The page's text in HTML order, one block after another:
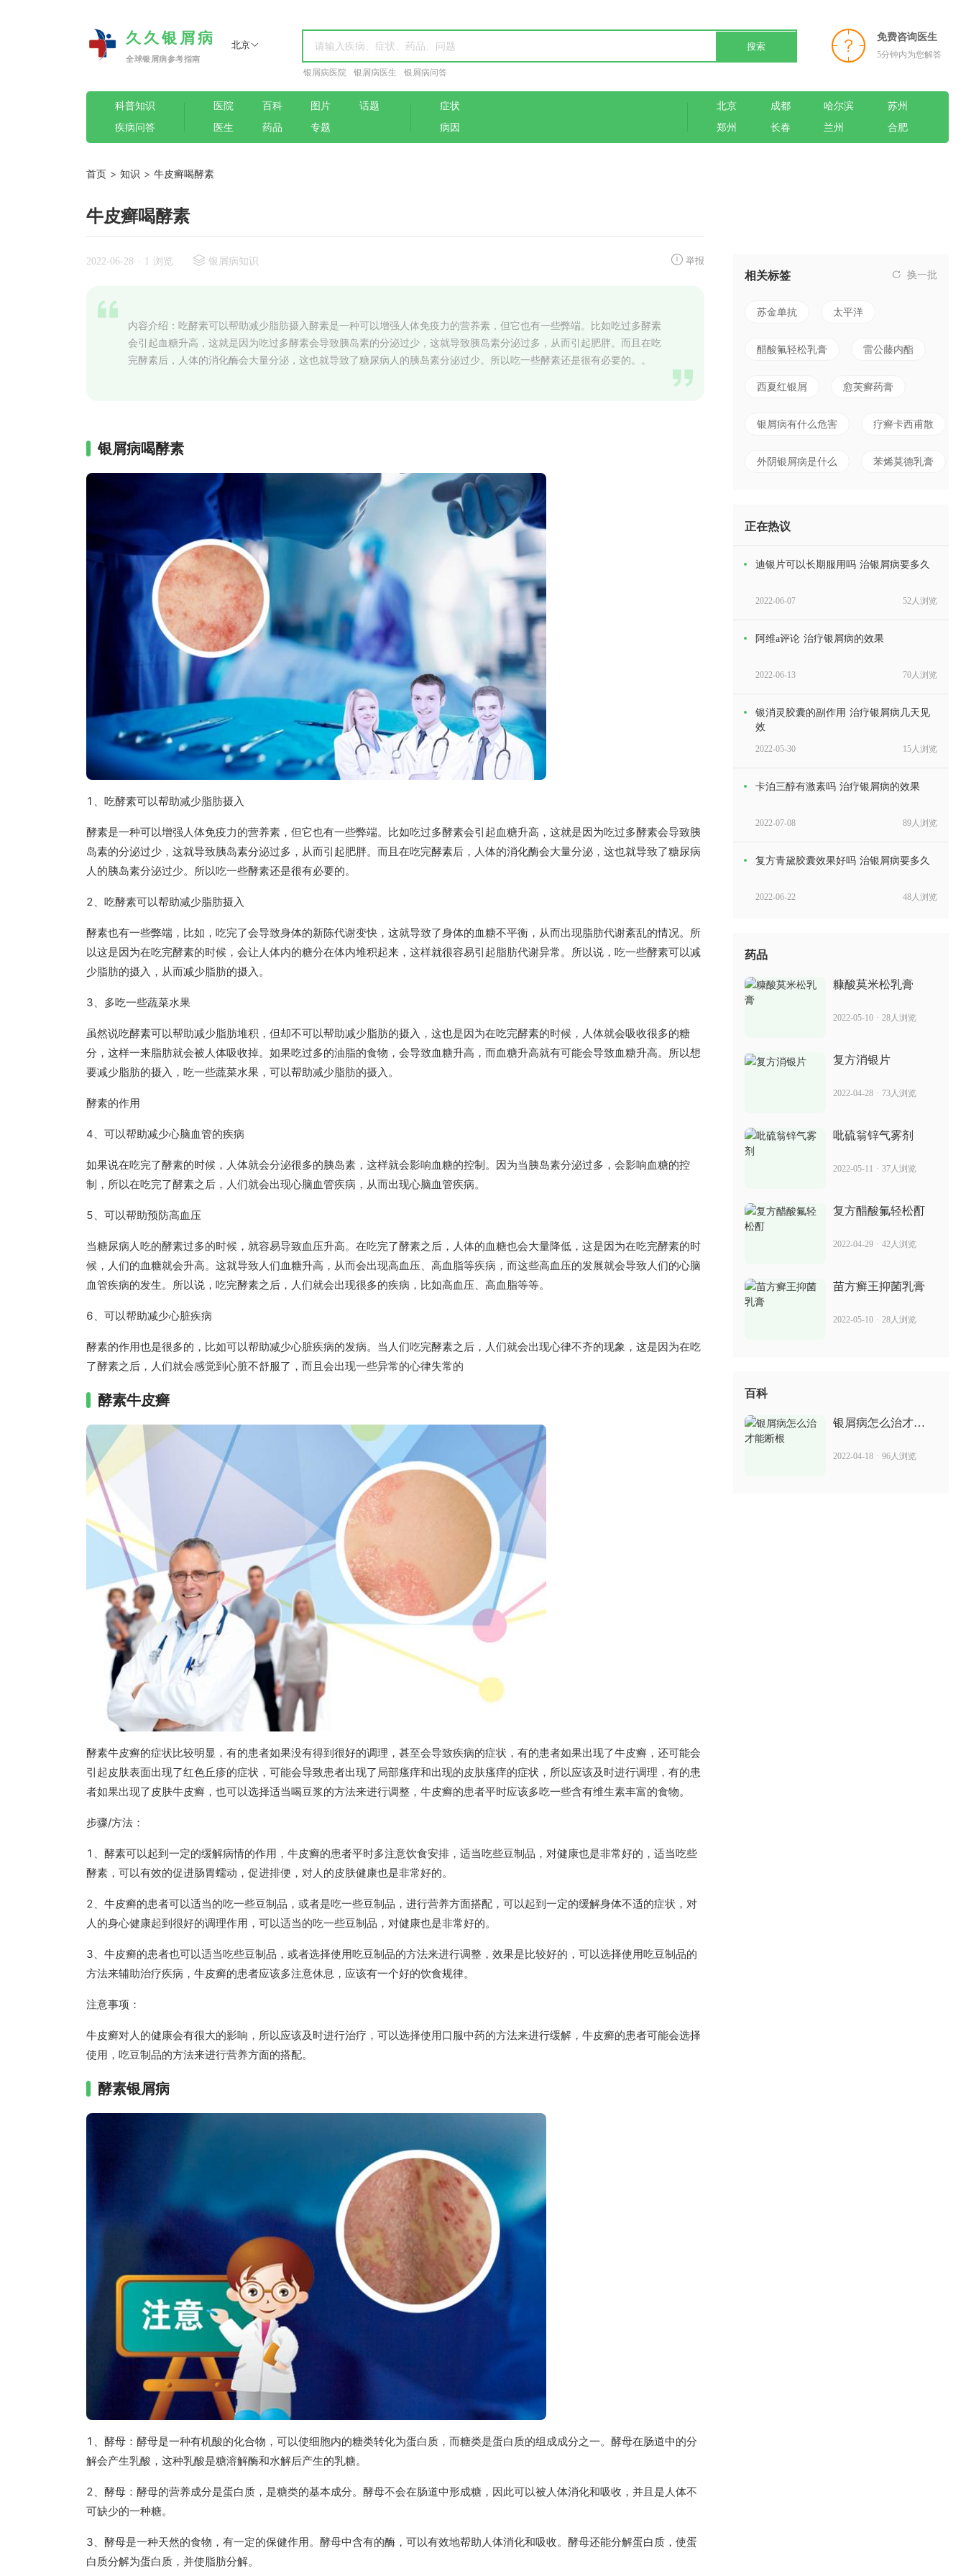
久久银屑病
全球银屑病参考指南
北京 搜索
银屑病医院 银屑病医生 银屑病问答
免费咨询医生
5分钟内为您解答
科普知识
疾病问答
医院
医生
百科
药品
图片
专题
话题
症状
病因
北京
郑州
成都
长春
哈尔滨
兰州
苏州
合肥
首页 > 知识 > 牛皮癣喝酵素
牛皮癣喝酵素
2022-06-28 · 1 浏览 银屑病知识 举报
内容介绍： 吃酵素可以帮助减少脂肪摄入酵素是一种可以增强人体免疫力的营养素，但它也有一些弊端。比如吃过多酵素
会引起血糖升高，这就是因为吃过多酵素会导致胰岛素的分泌过少，这就导致胰岛素分泌过多，从而引起肥胖。而且在吃
完酵素后，人体的消化酶会大量分泌，这也就导致了糖尿病人的胰岛素分泌过少。所以吃一些酵素还是很有必要的。。
银屑病喝酵素
1、吃酵素可以帮助减少脂肪摄入
酵素是一种可以增强人体免疫力的营养素，但它也有一些弊端。比如吃过多酵素会引起血糖升高，这就是因为吃过多酵素会导致胰
岛素的分泌过少，这就导致胰岛素分泌过多，从而引起肥胖。而且在吃完酵素后，人体的消化酶会大量分泌，这也就导致了糖尿病
人的胰岛素分泌过少。所以吃一些酵素还是很有必要的。
2、吃酵素可以帮助减少脂肪摄入
酵素也有一些弊端，比如，吃完了会导致身体的新陈代谢变快，这就导致了身体的血糖不平衡，从而出现脂肪代谢紊乱的情况。所
以这是因为在吃完酵素的时候，会让人体内的糖分在体内堆积起来，这样就很容易引起脂肪代谢异常。所以说，吃一些酵素可以减
少脂肪的摄入，从而减少脂肪的摄入。
3、多吃一些蔬菜水果
虽然说吃酵素可以帮助减少脂肪堆积，但却不可以帮助减少脂肪的摄入，这也是因为在吃完酵素的时候，人体就会吸收很多的糖
分，这样一来脂肪就会被人体吸收掉。如果吃过多的油脂的食物，会导致血糖升高，而血糖升高就有可能会导致血糖升高。所以想
要减少脂肪的摄入，吃一些蔬菜水果，可以帮助减少脂肪的摄入。
酵素的作用
4、可以帮助减少心脑血管的疾病
如果说在吃完了酵素的时候，人体就会分泌很多的胰岛素，这样就会影响血糖的控制。因为当胰岛素分泌过多，会影响血糖的控
制，所以在吃完了酵素之后，人们就会出现心脑血管疾病，从而出现心脑血管疾病。
5、可以帮助预防高血压
当糖尿病人吃的酵素过多的时候，就容易导致血压升高。在吃完了酵素之后，人体的血糖也会大量降低，这是因为在吃完酵素的时
候，人们的血糖就会升高。这就导致人们血糖升高，从而会出现高血压、高血脂等疾病，而这些高血压的发展就会导致人们的心脑
血管疾病的发生。所以说，吃完酵素之后，人们就会出现很多的疾病，比如高血压、高血脂等等。
6、可以帮助减少心脏疾病
酵素的作用也是很多的，比如可以帮助减少心脏疾病的发病。当人们吃完酵素之后，人们就会出现心律不齐的现象，这是因为在吃
了酵素之后，人们就会感觉到心脏不舒服了，而且会出现一些异常的心律失常的
酵素牛皮癣
酵素牛皮癣的症状比较明显，有的患者如果没有得到很好的调理，甚至会导致疾病的症状，有的患者如果出现了牛皮癣，还可能会
引起皮肤表面出现了红色丘疹的症状，可能会导致患者出现了局部瘙痒和出现的皮肤瘙痒的症状，所以应该及时进行调理，有的患
者如果出现了皮肤牛皮癣，也可以选择适当喝豆浆的方法来进行调整，牛皮癣的患者平时应该多吃一些含有维生素丰富的食物。
步骤/方法：
1、酵素可以起到一定的缓解病情的作用，牛皮癣的患者平时多注意饮食安排，适当吃些豆制品，对健康也是非常好的，适当吃些
酵素，可以有效的促进肠胃蠕动，促进排便，对人的皮肤健康也是非常好的。
2、牛皮癣的患者可以适当的吃一些豆制品，或者是吃一些豆制品，进行营养方面搭配，可以起到一定的缓解身体不适的症状，对
人的身心健康起到很好的调理作用，可以适当的吃一些豆制品，对健康也是非常好的。
3、牛皮癣的患者也可以适当吃些豆制品，或者选择使用吃豆制品的方法来进行调整，效果是比较好的，可以选择使用吃豆制品的
方法来辅助治疗疾病，牛皮癣的患者应该多注意休息，应该有一个好的饮食规律。
注意事项：
牛皮癣对人的健康会有很大的影响，所以应该及时进行治疗，可以选择使用口服中药的方法来进行缓解，牛皮癣的患者可能会选择
使用，吃豆制品的方法来进行营养方面的搭配。
酵素银屑病
1、酵母：酵母是一种有机酸的化合物，可以使细胞内的糖类转化为蛋白质，而糖类是蛋白质的组成成分之一。酵母在肠道中的分
解会产生乳酸，这种乳酸是糖溶解酶和水解后产生的乳糖。
2、酵母：酵母的营养成分是蛋白质，是糖类的基本成分。酵母不会在肠道中形成糖，因此可以被人体消化和吸收，并且是人体不
可缺少的一种糖。
3、酵母是一种天然的食物，有一定的保健作用。酵母中含有的酶，可以有效地帮助人体消化和吸收。酵母还能分解蛋白质，使蛋
白质分解为蛋白质，并使脂肪分解。
相关标签 换一批
苏金单抗 太平洋
醋酸氟轻松乳膏 雷公藤内酯
西夏红银屑 愈芙癣药膏
银屑病有什么危害 疗癣卡西甫散
外阴银屑病是什么 苯烯莫德乳膏
正在热议
迪银片可以长期服用吗 治银屑病要多久
2022-06-07 52人浏览
阿维a评论 治疗银屑病的效果
2022-06-13 70人浏览
银消灵胶囊的副作用 治疗银屑病几天见
效
2022-05-30 15人浏览
卡泊三醇有激素吗 治疗银屑病的效果
2022-07-08 89人浏览
复方青黛胶囊效果好吗 治银屑病要多久
2022-06-22 48人浏览
疗癣卡西甫散是假药吗 治疗牛皮癣效果
药品
糠酸莫米松乳膏
2022-05-10 · 28人浏览
复方消银片
2022-04-28 · 73人浏览
吡硫翁锌气雾剂
2022-05-11 · 37人浏览
复方醋酸氟轻松酊
2022-04-29 · 42人浏览
苗方癣王抑菌乳膏
2022-05-10 · 28人浏览
百科
银屑病怎么治才能
2022-04-18 · 96人浏览